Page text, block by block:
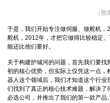
（熊
于是，我们开始专注做伺服、做舵机
舵机，2012年，才把它做得比较稳定
能还比他们要好。
关于构建护城河的问题，首先我们要找
初的核心优势，但实际上仅凭这一点
器人这个领域后，我们才知道这个行
们找到了真正的核心技术难题，解决
必选公司，并推出了我们的第一款产品。